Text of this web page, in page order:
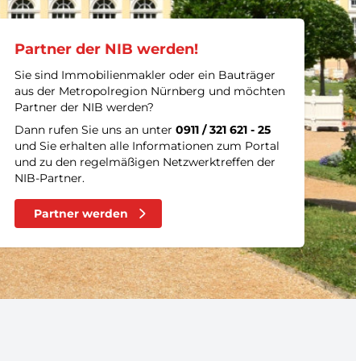
Partner der NIB werden!
Sie sind Immobilienmakler oder ein Bauträger
aus der Metropolregion Nürnberg und möchten
Partner der NIB werden?
Dann rufen Sie uns an unter 0911 / 321 621 - 25
und Sie erhalten alle Informationen zum Portal
und zu den regelmäßigen Netzwerktreffen der
NIB-Partner.
Partner werden